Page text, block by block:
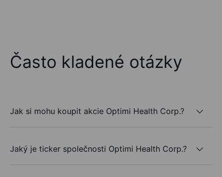
Často kladené otázky
Jak si mohu koupit akcie Optimi Health Corp.?
Jaký je ticker společnosti Optimi Health Corp.?